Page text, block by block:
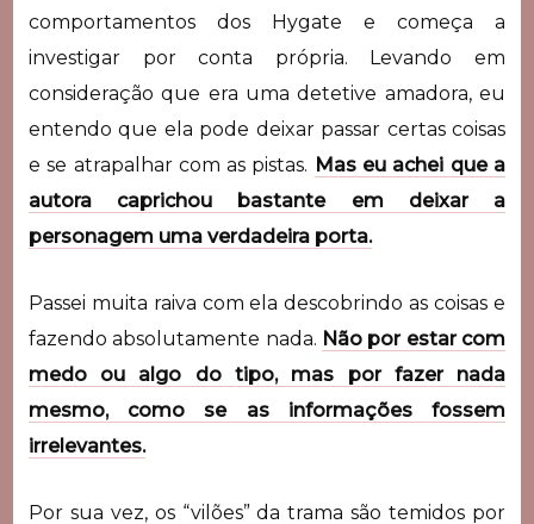
comportamentos dos Hygate e começa a
investigar por conta própria. Levando em
consideração que era uma detetive amadora, eu
entendo que ela pode deixar passar certas coisas
e se atrapalhar com as pistas. Mas eu achei que a
autora caprichou bastante em deixar a
personagem uma verdadeira porta.
Passei muita raiva com ela descobrindo as coisas e
fazendo absolutamente nada. Não por estar com
medo ou algo do tipo, mas por fazer nada
mesmo, como se as informações fossem
irrelevantes.
Por sua vez, os “vilões” da trama são temidos por